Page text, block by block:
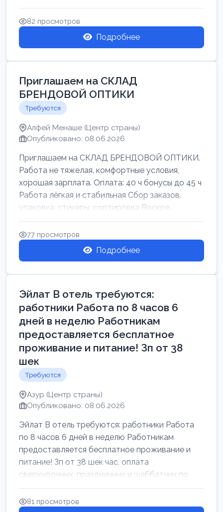
82 просмотров
Подробнее
Приглашаем на СКЛАД
БРЕНДОВОЙ ОПТИКИ
Требуются
Алфей Менаше (Центр страны)
Опубликовано: 08.06.2026
Приглашаем на СКЛАД БРЕНДОВОЙ ОПТИКИ.
Работа не тяжелая, комфортные условия,
хорошая зарплата. Оплата: 40 ч бонусы до 45 ч
Работа лёгкая и стабильная Сбор заказов,
упаковка, стикеры, сортировка Воскре...
77 просмотров
Подробнее
Эйлат В отель требуются:
работники Работа по 8 часов 6
дней в неделю Работникам
предоставляется бесплатное
проживание и питание! Зп от 38
шек
Требуются
Азур (Центр страны)
Опубликовано: 08.06.2026
Эйлат В отель требуются: работники Работа
по 8 часов 6 дней в неделю Работникам
предоставляется бесплатное проживание и
питание! Зп от 38 шек час, оплата
сверхурочных, праздничных и шаббатних по
закон...
81 просмотров